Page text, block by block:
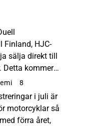
Finland, HJC-
sälja direkt till
Detta kommer
inverkan
väl den
8
i juli är
motorcyklar så
förra året,